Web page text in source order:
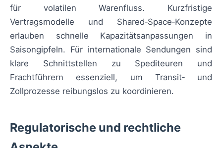
für volatilen Warenfluss. Kurzfristige
Vertragsmodelle und Shared‑Space‑Konzepte
erlauben schnelle Kapazitätsanpassungen in
Saisongipfeln. Für internationale Sendungen sind
klare Schnittstellen zu Spediteuren und
Frachtführern essenziell, um Transit‑ und
Zollprozesse reibungslos zu koordinieren.
Regulatorische und rechtliche